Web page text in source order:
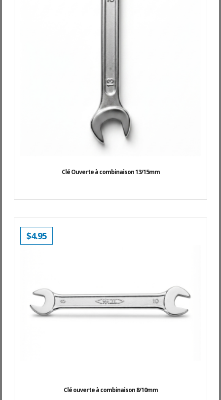
Clé Ouverte à combinaison 13/15mm
Clé ouverte à combinaison 8/10mm
$4.95